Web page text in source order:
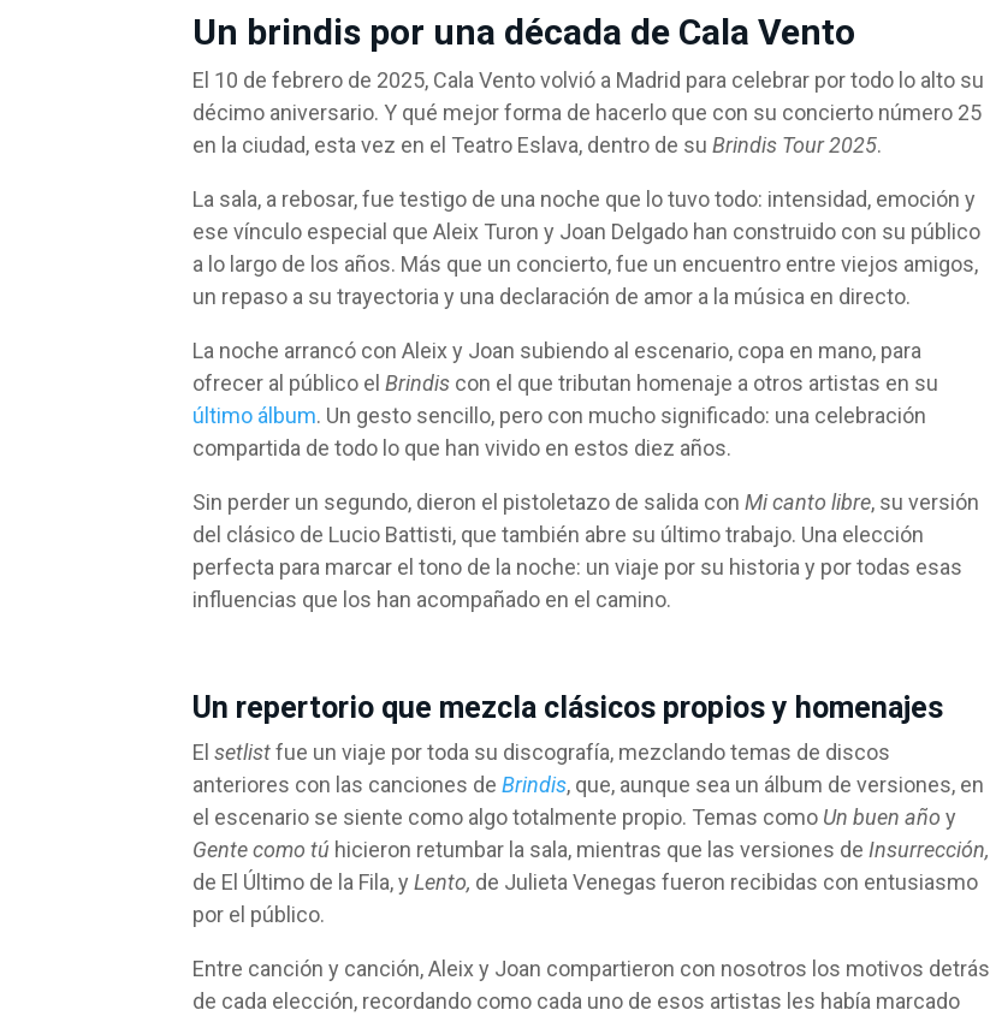
Un brindis por una década de Cala Vento
El 10 de febrero de 2025, Cala Vento volvió a Madrid para celebrar por todo lo alto su
décimo aniversario. Y qué mejor forma de hacerlo que con su concierto número 25
en la ciudad, esta vez en el Teatro Eslava, dentro de su Brindis Tour 2025.
La sala, a rebosar, fue testigo de una noche que lo tuvo todo: intensidad, emoción y
ese vínculo especial que Aleix Turon y Joan Delgado han construido con su público
a lo largo de los años. Más que un concierto, fue un encuentro entre viejos amigos,
un repaso a su trayectoria y una declaración de amor a la música en directo.
La noche arrancó con Aleix y Joan subiendo al escenario, copa en mano, para
ofrecer al público el Brindis con el que tributan homenaje a otros artistas en su
último álbum. Un gesto sencillo, pero con mucho significado: una celebración
compartida de todo lo que han vivido en estos diez años.
Sin perder un segundo, dieron el pistoletazo de salida con Mi canto libre, su versión
del clásico de Lucio Battisti, que también abre su último trabajo. Una elección
perfecta para marcar el tono de la noche: un viaje por su historia y por todas esas
influencias que los han acompañado en el camino.
Un repertorio que mezcla clásicos propios y homenajes
El setlistfue un viaje por toda su discografía, mezclando temas de discos
anteriores con las canciones de Brindis, que, aunque sea un álbum de versiones, en
el escenario se siente como algo totalmente propio. Temas como Un buen año y
Gente como tú hicieron retumbar la sala, mientras que las versiones de Insurrección,
de El Último de la Fila, y Lento, de Julieta Venegas fueron recibidas con entusiasmo
por el público.
Entre canción y canción, Aleix y Joan compartieron con nosotros los motivos detrás
de cada elección, recordando como cada uno de esos artistas les había marcado